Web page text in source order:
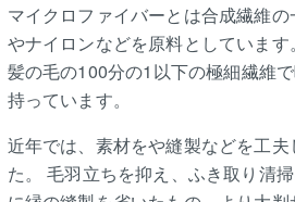
マイクロファイバーとは合成繊維
やナイロンなどを原料としています。
髪の毛の100分の1以下の極細繊維
持っています。
近年では、素材をや縫製などを工
た。 毛羽立ちを抑え、ふき取り清